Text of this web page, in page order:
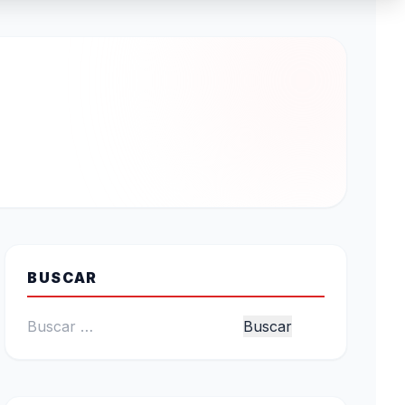
BUSCAR
Buscar: